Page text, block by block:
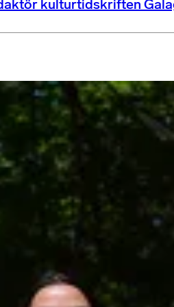
kulturtidskriften